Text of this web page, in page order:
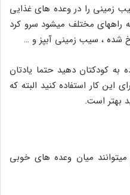
حداقل هفته ای ۳ بار سیب زمینی را در وعده های غذایی
راههای مختلف میشود سرو کرد
شده ، سیب زمینی آبپز و …
کودکتان دهید حتما یادتان
این کار استفاده کنید البته که
بهتر است.
میان وعده های خوبی